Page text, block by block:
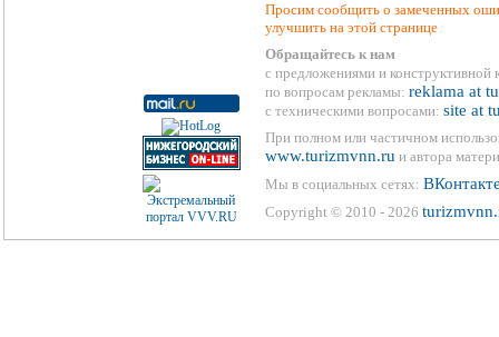
Просим сообщить о замеченных
улучшить на этой странице
Обращайтесь к нам
с предложениями и конструктивной
по вопросам рекламы: reklama at
с техническими вопросами: site at
При полном или частичном
www.turizmvnn.ru и автора
Мы в социальных сетях:
Copyright © 2010 - 2026